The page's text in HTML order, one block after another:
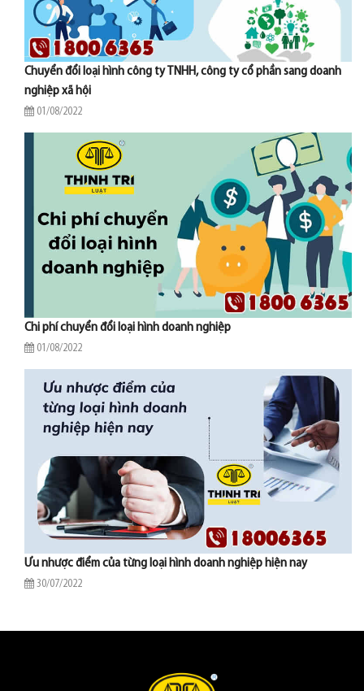
Chuyển đổi loại hình công ty TNHH, công ty cổ phần sang doanh
nghiệp xã hội
01/08/2022
Chi phí chuyển đổi loại hình doanh nghiệp
01/08/2022
Ưu nhược điểm của từng loại hình doanh nghiệp hiện nay
30/07/2022